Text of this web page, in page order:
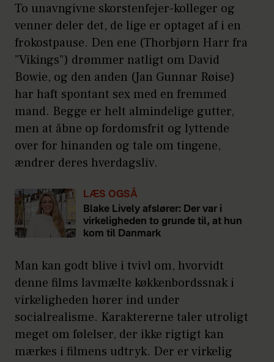
To unavngivne skorstenfejer-kolleger og
venner deler det, de lige er optaget af i en
frokostpause. Den ene (Thorbjørn Harr fra
”Vikings”) drømmer natligt om David
Bowie, og den anden (Jan Gunnar Røise)
har haft spontant sex med en fremmed
mand. Begge er helt almindelige gutter,
men at åbne op fordomsfrit og lyttende
over for hinanden og tale om tingene,
ændrer deres hverdagsliv.
LÆS OGSÅ
Blake Lively afslører: Der var i
virkeligheden to grunde til, at hun
kom til Danmark
Man kan godt blive i tvivl om, hvorvidt
denne films lavmælte køkkenbordssnak i
virkeligheden hører ind under
socialrealisme. Karaktererne taler utroligt
meget om følelser, der ikke rigtigt kan
mærkes i filmens udtryk. Der er virkelig